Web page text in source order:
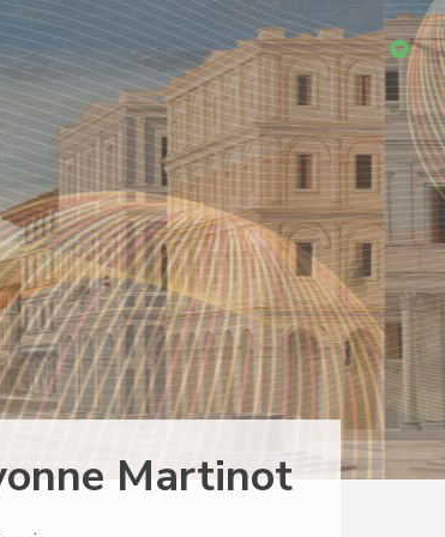
Martinot